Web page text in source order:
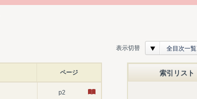
表示切替 全目次一覧
ページ
p2
索引リスト